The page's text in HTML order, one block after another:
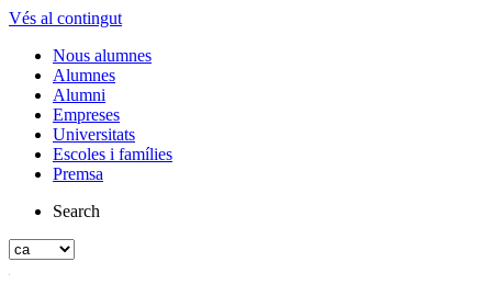
Vés al contingut
Nous alumnes
Alumnes
Alumni
Empreses
Universitats
Escoles i famílies
Premsa
Search